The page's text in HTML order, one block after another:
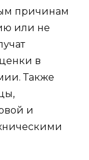
причинам
или не
в
Также
и